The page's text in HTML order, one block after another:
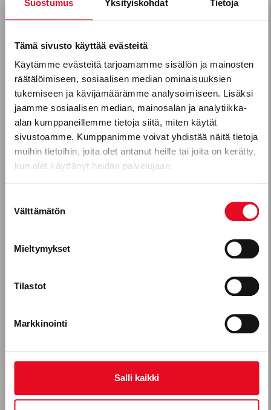
Suostumus Yksityiskohdat Tietoja
Tämä sivusto käyttää evästeitä
Käytämme evästeitä tarjoamamme sisällön ja mainosten
räätälöimiseen, sosiaalisen median ominaisuuksien
tukemiseen ja kävijämäärämme analysoimiseen. Lisäksi
jaamme sosiaalisen median, mainosalan ja analytiikka-
alan kumppaneillemme tietoja siitä, miten käytät
sivustoamme. Kumppanimme voivat yhdistää näitä tietoja
muihin tietoihin, joita olet antanut heille tai joita on kerätty,
kun olet käyttänyt heidän palvelujaan.
valinta
Välttämätön
Mieltymykset
Tilastot
Markkinointi
Salli kaikki
SAARISTOLAISLEIPÄ JA RAIKAS
KANANMUNATAHNA
Tilaa uutiskirjeemme
Puhelinnumero
Mitkä seuraavista aihealueista
kiinnostavat sinua?
Reseptit
Porokylän leipomo Oy, leipomoala
Hyväksyn Porokylän Leipomo Oy:n viestinnän.*
Tietosuojaseloste
Tilaa uutiskirje